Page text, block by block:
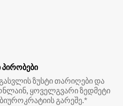
ზუსტი თარიღები და
ყოველგვარი ზედმეტი
გარეშე.*